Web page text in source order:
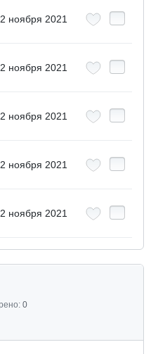
ноября 2021
ноября 2021
ноября 2021
ноября 2021
ноября 2021
0